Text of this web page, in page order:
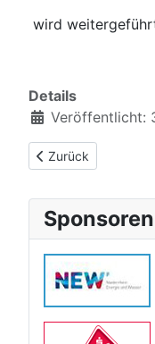
wird
Details
Veröffentlicht:
Vorheriger Beitrag:
Zurück
Sponsoren